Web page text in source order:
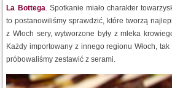
La Bottega . Spotkanie miało charakter
to postanowiliśmy sprawdzić, które tworzą
z Włoch sery, wytworzone były z mleka
Każdy importowany z innego regionu Włoch,
próbowaliśmy zestawić z serami.